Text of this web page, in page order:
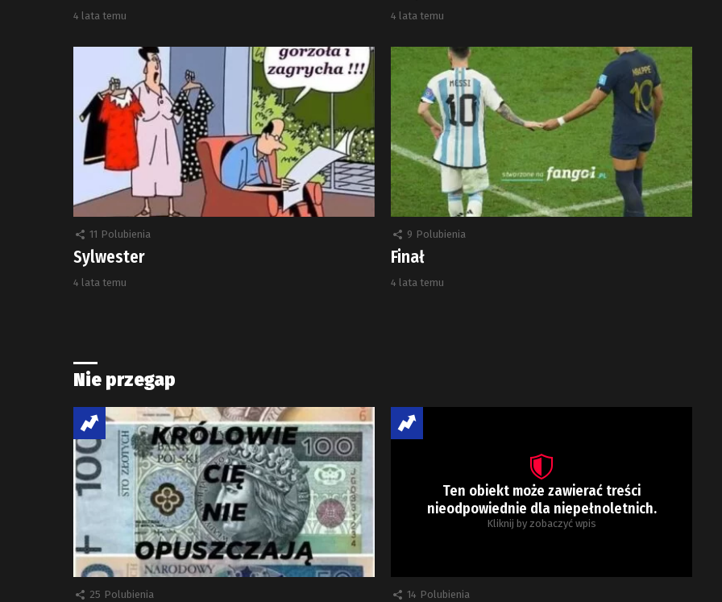
4 lata temu 4 lata temu
11 Polubienia
Sylwester
4 lata temu
9 Polubienia
Finał
4 lata temu
Nie przegap
25 Polubienia
Ten obiekt może zawierać treści
nieodpowiednie dla niepełnoletnich.
Kliknij by zobaczyć wpis
14 Polubienia